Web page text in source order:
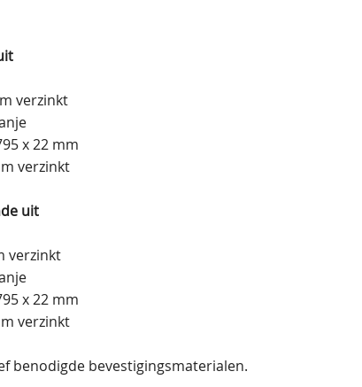
verzinkt
x 22 mm
verzinkt
uit
verzinkt
x 22 mm
verzinkt
benodigde bevestigingsmaterialen.